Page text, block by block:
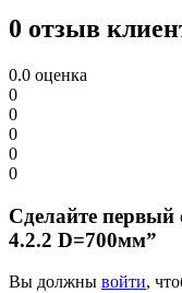
0 отзыв
0.0 оценка
0
0
0
0
0
Сделайте первый
4.2.2 D=700мм”
Вы должны войти,